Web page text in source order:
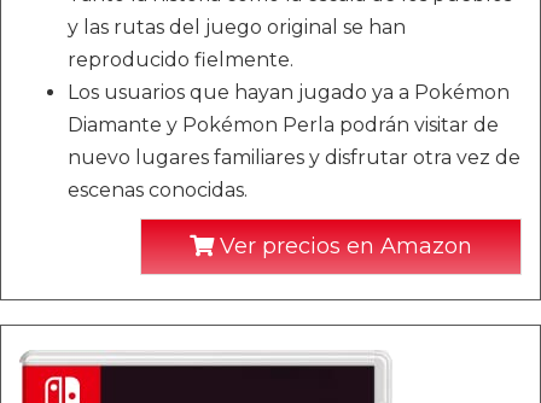
y las rutas del juego original se han
reproducido fielmente.
Los usuarios que hayan jugado ya a Pokémon
Diamante y Pokémon Perla podrán visitar de
nuevo lugares familiares y disfrutar otra vez de
escenas conocidas.
Ver precios en Amazon